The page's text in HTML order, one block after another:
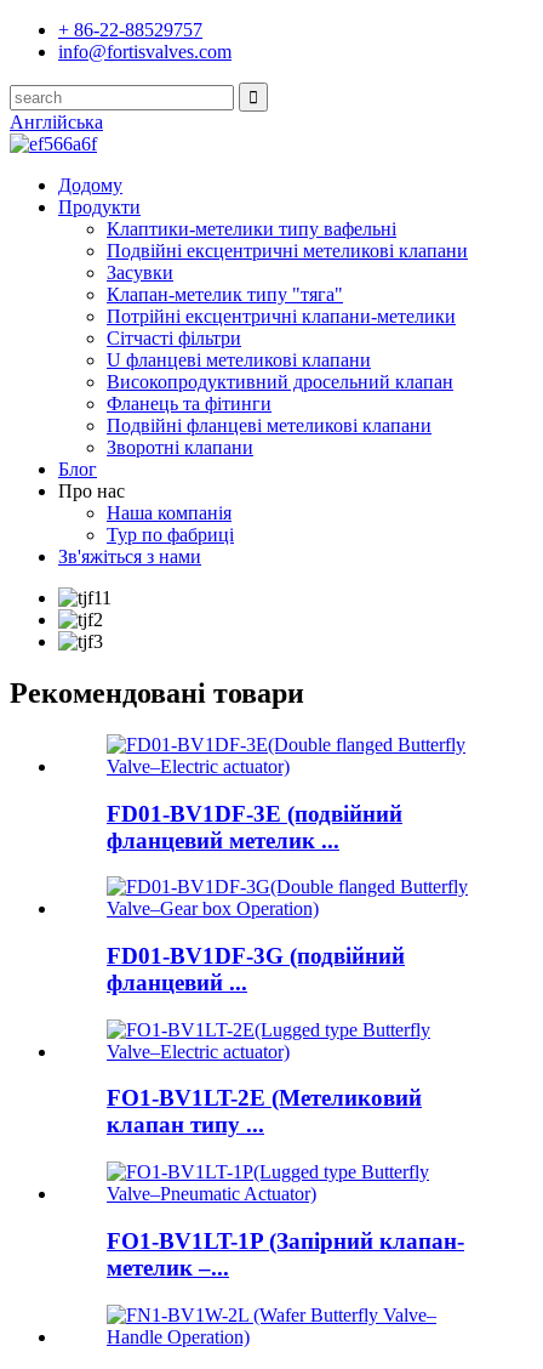
+ 86-22-88529757
info@fortisvalves.com
Англійська
Додому
Продукти
Клаптики-метелики типу вафельні
Подвійні ексцентричні метеликові клапани
Засувки
Клапан-метелик типу "тяга"
Потрійні ексцентричні клапани-метелики
Сітчасті фільтри
U фланцеві метеликові клапани
Високопродуктивний дросельний клапан
Фланець та фітинги
Подвійні фланцеві метеликові клапани
Зворотні клапани
Блог
Про нас
Наша компанія
Тур по фабриці
Зв'яжіться з нами
Рекомендовані товари
FD01-BV1DF-3E (подвійний
фланцевий метелик ...
FD01-BV1DF-3G (подвійний
фланцевий ...
FO1-BV1LT-2E (Метеликовий
клапан типу ...
FO1-BV1LT-1P (Запірний клапан-
метелик –...